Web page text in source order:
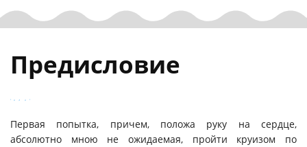
Предисловие
Первая попытка, причем, положа руку на сердце,
абсолютно мною не ожидаемая, пройти круизом по